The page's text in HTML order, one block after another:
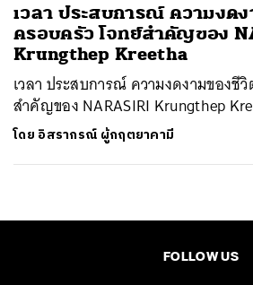
เวลา ประสบการณ์ ความงด
ครอบครัว โจทย์สำคัญของ
Krungthep Kreetha
เวลา ประสบการณ์ ความงดงามของชี
สำคัญของ NARASIRI Krungthep
โดย อิสรากรณ์ ผู้กฤตยาคามี
FOLLOW US